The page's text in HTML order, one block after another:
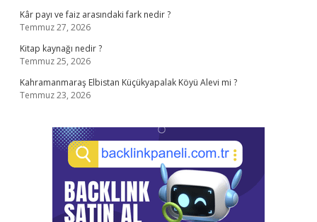
Kâr payı ve faiz arasındaki fark nedir ?
Temmuz 27, 2026
Kitap kaynağı nedir ?
Temmuz 25, 2026
Kahramanmaraş Elbistan Küçükyapalak Köyü Alevi mi ?
Temmuz 23, 2026